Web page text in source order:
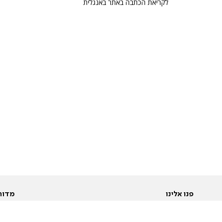
לקריאת הכתבה באתר באנגלית
פנו אלינו